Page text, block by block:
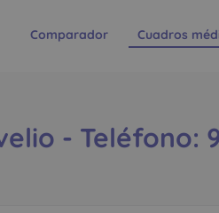
Comparador Cuadros
- Teléfono: